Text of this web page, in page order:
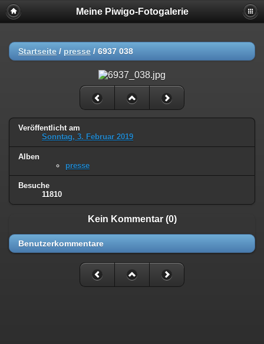
Meine Piwigo-Fotogalerie
Startseite / presse / 6937 038
Veröffentlicht am
Sonntag, 3. Februar 2019
Alben
presse
Besuche
11810
Kein Kommentar (0)
Benutzerkommentare